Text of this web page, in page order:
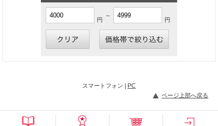
円
～
円
スマートフォン | PC
ページ上部へ戻る